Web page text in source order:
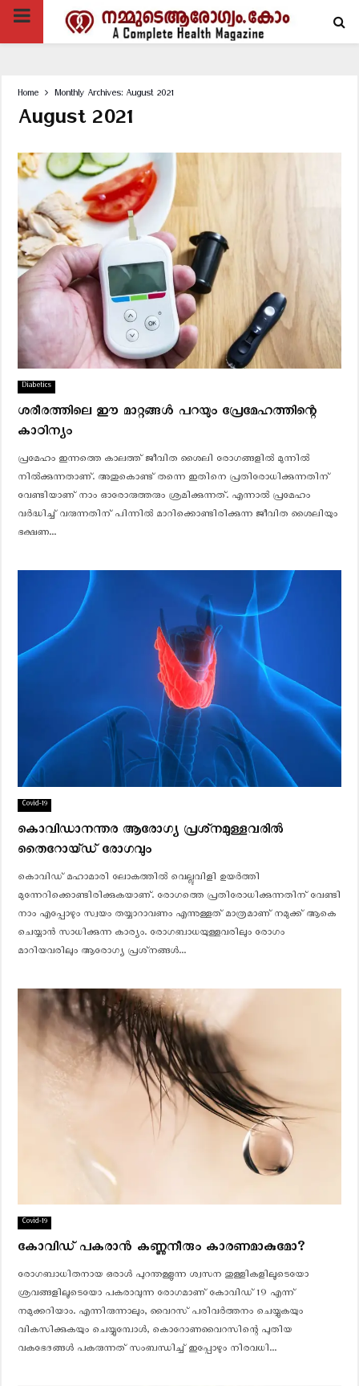
PRIMARY
Home Monthly Archives: August 2021
August 2021
Diabetics
ശരീരത്തിലെ ഈ മാറ്റങ്ങൾ പറയും പ്രേമേഹത്തിന്റെ
കാഠിന്യം
പ്രമേഹം ഇന്നത്തെ കാലത്ത് ജീവിത ശൈലി രോഗങ്ങളില്‍ മുന്നില്‍
നില്‍ക്കുന്നതാണ്. അതുകൊണ്ട് തന്നെ ഇതിനെ പ്രതിരോധിക്കുന്നതിന്
വേണ്ടിയാണ് നാം ഓരോരുത്തരും ശ്രമിക്കുന്നത്. എന്നാല്‍ പ്രമേഹം
വര്‍ദ്ധിച്ച് വരുന്നതിന് പിന്നില്‍ മാറിക്കൊണ്ടിരിക്കുന്ന ജീവിത ശൈലിയും
ഭക്ഷണ...
Covid-19
കൊവിഡാനന്തര ആരോഗ്യ പ്രശ്‌നമുള്ളവരില്‍
തൈറോയ്ഡ് രോഗവും
കൊവിഡ് മഹാമാരി ലോകത്തില്‍ വെല്ലുവിളി ഉയര്‍ത്തി
മുന്നേറിക്കൊണ്ടിരിക്കുകയാണ്. രോഗത്തെ പ്രതിരോധിക്കുന്നതിന് വേണ്ടി
നാം എപ്പോഴും സ്വയം തയ്യാറാവണം എന്നുള്ളത് മാത്രമാണ് നമുക്ക് ആകെ
ചെയ്യാന്‍ സാധിക്കുന്ന കാര്യം. രോഗബാധയുള്ളവരിലും രോഗം
മാറിയവരിലും ആരോഗ്യ പ്രശ്‌നങ്ങള്‍...
Covid-19
കോവിഡ് പകരാന്‍ കണ്ണുനീരും കാരണമാകുമോ?
രോഗബാധിതനായ ഒരാള്‍ പുറന്തള്ളുന്ന ശ്വസന തുള്ളികളിലൂടെയോ
ശ്രവങ്ങളിലൂടെയോ പകരാവുന്ന രോഗമാണ് കോവിഡ് 19 എന്ന്
നമുക്കറിയാം. എന്നിരുന്നാലും, വൈറസ് പരിവര്‍ത്തനം ചെയ്യുകയും
വികസിക്കുകയും ചെയ്യുമ്പോള്‍, കൊറോണവൈറസിന്റെ പുതിയ
വകഭേദങ്ങള്‍ പകരുന്നത് സംബന്ധിച്ച് ഇപ്പോഴും നിരവധി...